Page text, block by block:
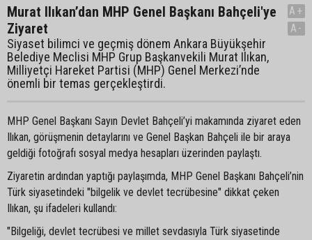
Murat Ilıkan’dan MHP Genel Başkanı Bahçeli'ye
Ziyaret
Siyaset bilimci ve geçmiş dönem Ankara Büyükşehir
Belediye Meclisi MHP Grup Başkanvekili Murat Ilıkan,
Milliyetçi Hareket Partisi (MHP) Genel Merkezi’nde
önemli bir temas gerçekleştirdi.
A+
A-
MHP Genel Başkanı Sayın Devlet Bahçeli’yi makamında ziyaret eden
Ilıkan, görüşmenin detaylarını ve Genel Başkan Bahçeli ile bir araya
geldiği fotoğrafı sosyal medya hesapları üzerinden paylaştı.
Ziyaretin ardından yaptığı paylaşımda, MHP Genel Başkanı Bahçeli’nin
Türk siyasetindeki "bilgelik ve devlet tecrübesine" dikkat çeken
Ilıkan, şu ifadeleri kullandı:
"Bilgeliği, devlet tecrübesi ve millet sevdasıyla Türk siyasetinde